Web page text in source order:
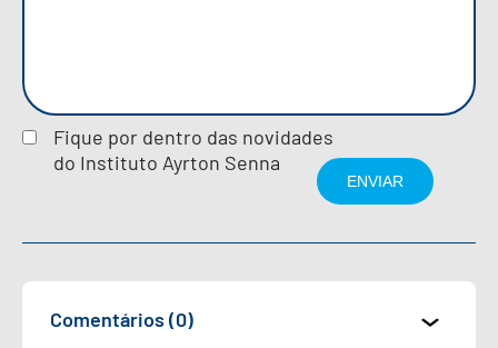
Fique por dentro das novidades
do Instituto Ayrton Senna
Comentários (0)